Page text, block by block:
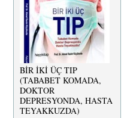
BİR İKİ ÜÇ TIP
(TABABET KOMADA,
DOKTOR
DEPRESYONDA, HASTA
TEYAKKUZDA)